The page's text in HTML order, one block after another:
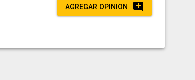
AGREGAR OPINION